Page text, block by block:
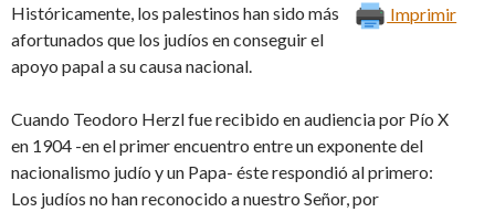
Imprimir
Históricamente, los palestinos han sido más
afortunados que los judíos en conseguir el
apoyo papal a su causa nacional.
Cuando Teodoro Herzl fue recibido en audiencia por Pío X
en 1904 -en el primer encuentro entre un exponente del
nacionalismo judío y un Papa- éste respondió al primero:
Los judíos no han reconocido a nuestro Señor, por